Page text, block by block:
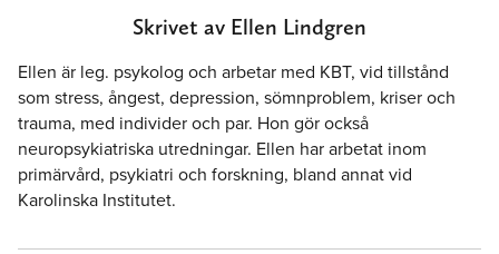
Skrivet av Ellen Lindgren
Ellen är leg. psykolog och arbetar med KBT, vid tillstånd
som stress, ångest, depression, sömnproblem, kriser och
trauma, med individer och par. Hon gör också
neuropsykiatriska utredningar. Ellen har arbetat inom
primärvård, psykiatri och forskning, bland annat vid
Karolinska Institutet.